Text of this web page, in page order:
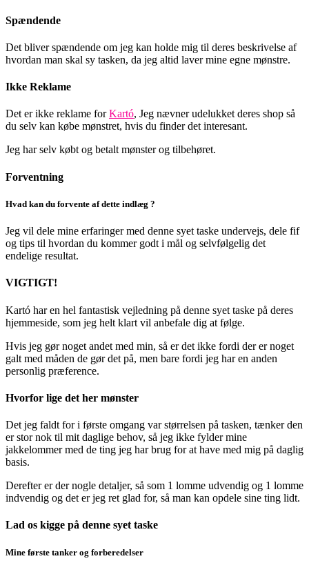
Spændende
Det bliver spændende om jeg kan holde mig til deres beskrivelse af
hvordan man skal sy tasken, da jeg altid laver mine egne mønstre.
Ikke Reklame
Det er ikke reklame forKartó, Jeg nævner udelukket deres shop så
du selv kan købe mønstret, hvis du finder det interesant.
Jeg har selv købt og betalt mønster og tilbehøret.
Forventning
Hvad kan du forvente af dette indlæg ?
Jeg vil dele mine erfaringer med denne syet taske undervejs, dele fif
og tips til hvordan du kommer godt i mål og selvfølgelig det
endelige resultat.
VIGTIGT!
Kartó har en hel fantastisk vejledning på denne syet taske på deres
hjemmeside, som jeg helt klart vil anbefale dig at følge.
Hvis jeg gør noget andet med min, så er det ikke fordi der er noget
galt med måden de gør det på, men bare fordi jeg har en anden
personlig præference.
Hvorfor lige det her mønster
Det jeg faldt for i første omgang var størrelsen på tasken, tænker den
er stor nok til mit daglige behov, så jeg ikke fylder mine
jakkelommer med de ting jeg har brug for at have med mig på daglig
basis.
Derefter er der nogle detaljer, så som 1 lomme udvendig og 1 lomme
indvendig og det er jeg ret glad for, så man kan opdele sine ting lidt.
Lad os kigge på denne syet taske
Mine første tanker og forberedelser